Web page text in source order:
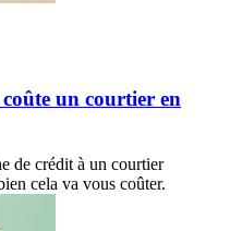
un courtier en
de crédit à un courtier
cela va vous coûter.